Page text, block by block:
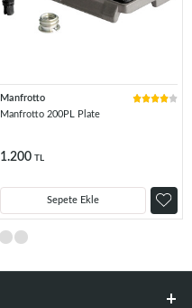
Manfrotto
Manfrotto 200PL Plate
1.200 TL
Sepete Ekle